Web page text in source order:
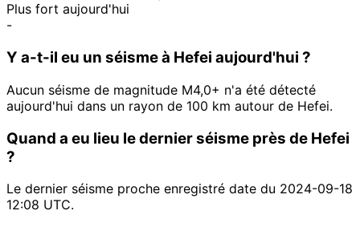
Plus fort aujourd'hui
-
Y a-t-il eu un séisme à Hefei aujourd'hui ?
Aucun séisme de magnitude M4,0+ n'a été détecté
aujourd'hui dans un rayon de 100 km autour de Hefei.
Quand a eu lieu le dernier séisme près de Hefei
?
Le dernier séisme proche enregistré date du 2024-09-18
12:08 UTC.